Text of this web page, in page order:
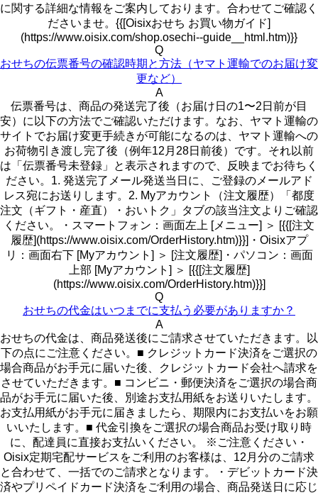
に関する詳細な情報をご案内しております。合わせてご確認く
ださいませ。{{[Oisixおせち お買い物ガイド]
(https://www.oisix.com/shop.osechi--guide__html.htm)}}
Q
おせちの伝票番号の確認時期と方法（ヤマト運輸でのお届け変
更など）
A
伝票番号は、商品の発送完了後（お届け日の1〜2日前が目
安）に以下の方法でご確認いただけます。なお、ヤマト運輸の
サイトでお届け変更手続きが可能になるのは、ヤマト運輸への
お荷物引き渡し完了後（例年12月28日前後）です。それ以前
は「伝票番号未登録」と表示されますので、反映までお待ちく
ださい。1. 発送完了メール発送当日に、ご登録のメールアド
レス宛にお送りします。2. Myアカウント（注文履歴）「都度
注文（ギフト・産直）・おいトク」タブの該当注文よりご確認
ください。・スマートフォン：画面左上 [メニュー] ＞ [{{[注文
履歴](https://www.oisix.com/OrderHistory.htm)}}]・Oisixアプ
リ：画面右下 [Myアカウント] ＞ [注文履歴]・パソコン：画面
上部 [Myアカウント] ＞ [{{[注文履歴]
(https://www.oisix.com/OrderHistory.htm)}}]
Q
おせちの代金はいつまでに支払う必要がありますか？
A
おせちの代金は、商品発送後にご請求させていただきます。以
下の点にご注意ください。■ クレジットカード決済をご選択の
場合商品がお手元に届いた後、クレジットカード会社へ請求を
させていただきます。■ コンビニ・郵便決済をご選択の場合商
品がお手元に届いた後、別途お支払用紙をお送りいたします。
お支払用紙がお手元に届きましたら、期限内にお支払いをお願
いいたします。■ 代金引換をご選択の場合商品お受け取り時
に、配達員に直接お支払いください。 ※ご注意ください・
Oisix定期宅配サービスをご利用のお客様は、12月分のご請求
と合わせて、一括でのご請求となります。・デビットカード決
済やプリペイドカード決済をご利用の場合、商品発送日に応じ